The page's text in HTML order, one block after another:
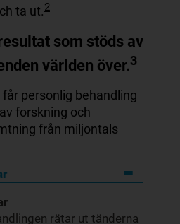
ta ut.2
som stöds av
världen över.3
personlig behandling
forskning och
från miljontals
rätar ut tänderna